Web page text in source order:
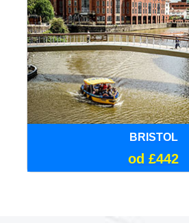
BRISTOL
od £442